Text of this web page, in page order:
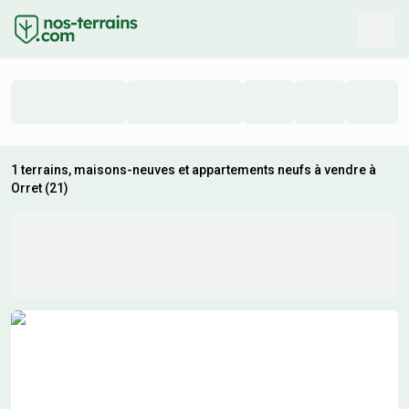
1 terrains, maisons-neuves et appartements neufs à vendre à
Orret (21)
Résultats de recherche